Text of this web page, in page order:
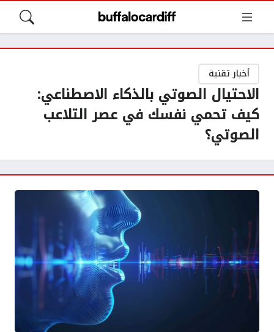
أخبار تقنية
الاحتيال الصوتي بالذكاء الاصطناعي:
كيف تحمي نفسك في عصر التلاعب
الصوتي؟